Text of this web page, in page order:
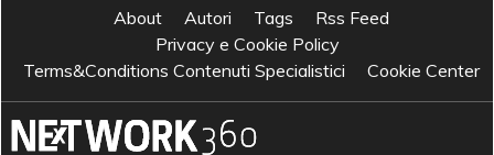
About Autori Tags
Rss Feed
Privacy e Cookie Policy
Terms&Conditions Contenuti Specialistici
Cookie Center